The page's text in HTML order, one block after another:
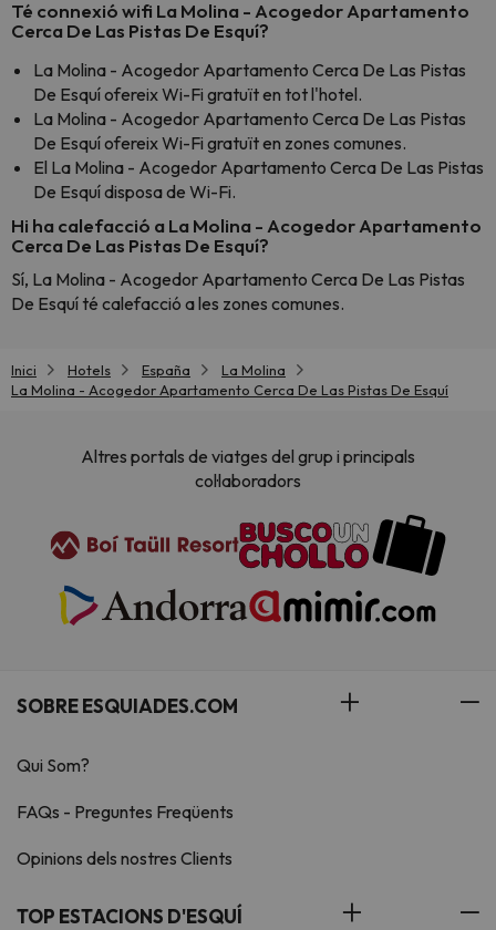
Té connexió wifi La Molina - Acogedor Apartamento
Cerca De Las Pistas De Esquí?
La Molina - Acogedor Apartamento Cerca De Las Pistas
De Esquí ofereix Wi-Fi gratuït en tot l'hotel.
La Molina - Acogedor Apartamento Cerca De Las Pistas
De Esquí ofereix Wi-Fi gratuït en zones comunes.
El La Molina - Acogedor Apartamento Cerca De Las Pistas
De Esquí disposa de Wi-Fi.
Hi ha calefacció a La Molina - Acogedor Apartamento
Cerca De Las Pistas De Esquí?
Sí, La Molina - Acogedor Apartamento Cerca De Las Pistas
De Esquí té calefacció a les zones comunes.
Inici Hotels España
La Molina
La Molina - Acogedor Apartamento Cerca De Las Pistas De Esquí
Altres portals de viatges del grup i principals
col·laboradors
SOBRE ESQUIADES.COM
Qui Som?
FAQs - Preguntes Freqüents
Opinions dels nostres Clients
TOP ESTACIONS D'ESQUÍ